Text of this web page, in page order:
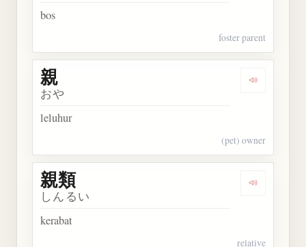
bos
foster parent
Dengarkan
親
おや
leluhur
(pet) owner
Dengarkan
親類
しんるい
kerabat
relative